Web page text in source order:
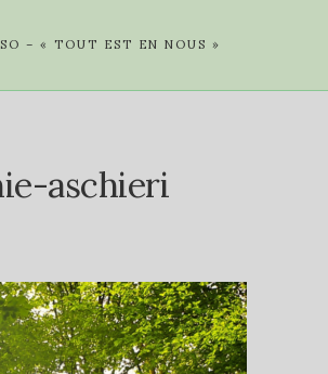
– « TOUT EST EN NOUS »
aschieri